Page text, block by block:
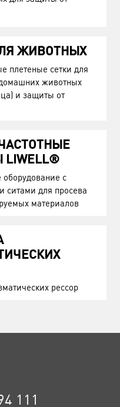
ЖИВОТНЫХ
плетеные сетки для
животных
и защиты от
LIWELL®
с
ситами для просева
материалов
рессор
111